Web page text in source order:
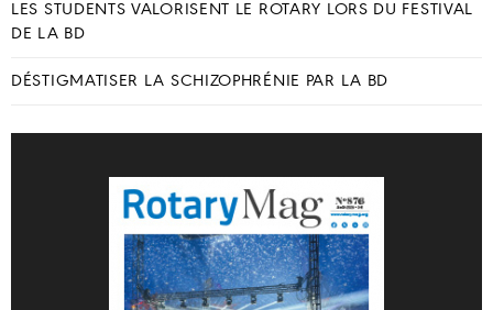
LES STUDENTS VALORISENT LE ROTARY LORS DU FESTIVAL
DE LA BD
DÉSTIGMATISER LA SCHIZOPHRÉNIE PAR LA BD